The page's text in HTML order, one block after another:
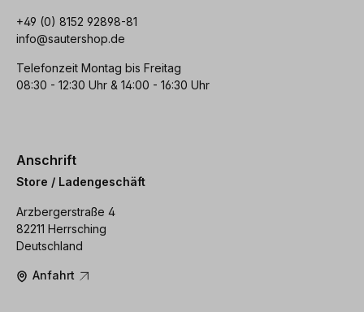
+49 (0) 8152 92898-81
info@sautershop.de
Telefonzeit Montag bis Freitag
08:30 - 12:30 Uhr & 14:00 - 16:30 Uhr
Anschrift
Store / Ladengeschäft
Arzbergerstraße 4
82211 Herrsching
Deutschland
Anfahrt